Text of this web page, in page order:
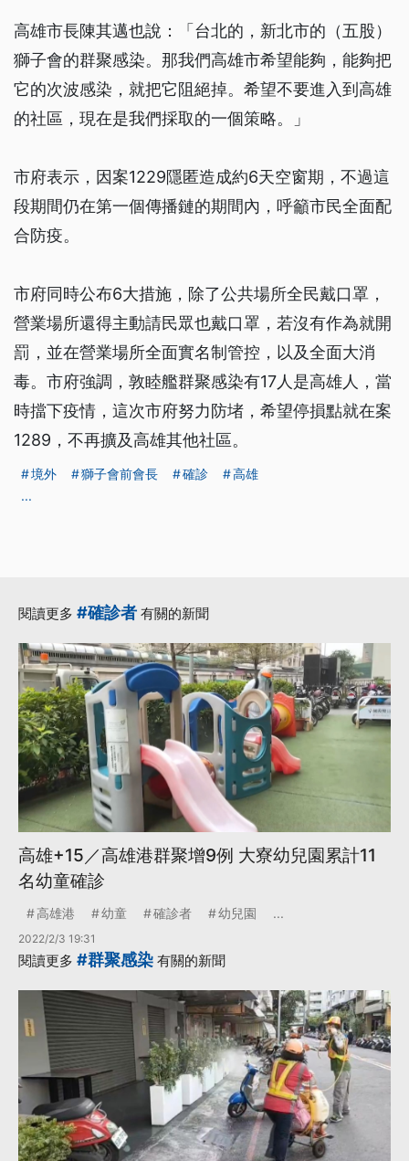
高雄市長陳其邁也說：「台北的，新北市的（五股）
獅子會的群聚感染。那我們高雄市希望能夠，能夠把
它的次波感染，就把它阻絕掉。希望不要進入到高雄
的社區，現在是我們採取的一個策略。」
市府表示，因案1229隱匿造成約6天空窗期，不過這
段期間仍在第一個傳播鏈的期間內，呼籲市民全面配
合防疫。
市府同時公布6大措施，除了公共場所全民戴口罩，
營業場所還得主動請民眾也戴口罩，若沒有作為就開
罰，並在營業場所全面實名制管控，以及全面大消
毒。市府強調，敦睦艦群聚感染有17人是高雄人，當
時擋下疫情，這次市府努力防堵，希望停損點就在案
1289，不再擴及高雄其他社區。
境外 獅子會前會長 確診
高雄
...
閱讀更多 #確診者 有關的新聞
高雄+15／高雄港群聚增9例 大寮幼兒園累計11
名幼童確診
高雄港 幼童 確診者 幼兒園 ...
2022/2/3 19:31
閱讀更多 #群聚感染 有關的新聞